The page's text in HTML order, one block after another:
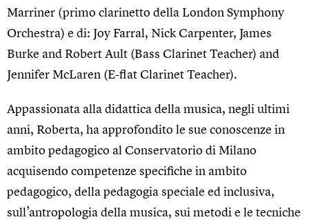
Marriner (primo clarinetto della London Symphony
Orchestra) e di: Joy Farral, Nick Carpenter, James
Burke and Robert Ault (Bass Clarinet Teacher) and
Jennifer McLaren (E-flat Clarinet Teacher).
Appassionata alla didattica della musica, negli ultimi
anni, Roberta, ha approfondito le sue conoscenze in
ambito pedagogico al Conservatorio di Milano
acquisendo competenze specifiche in ambito
pedagogico, della pedagogia speciale ed inclusiva,
sull’antropologia della musica, sui metodi e le tecniche